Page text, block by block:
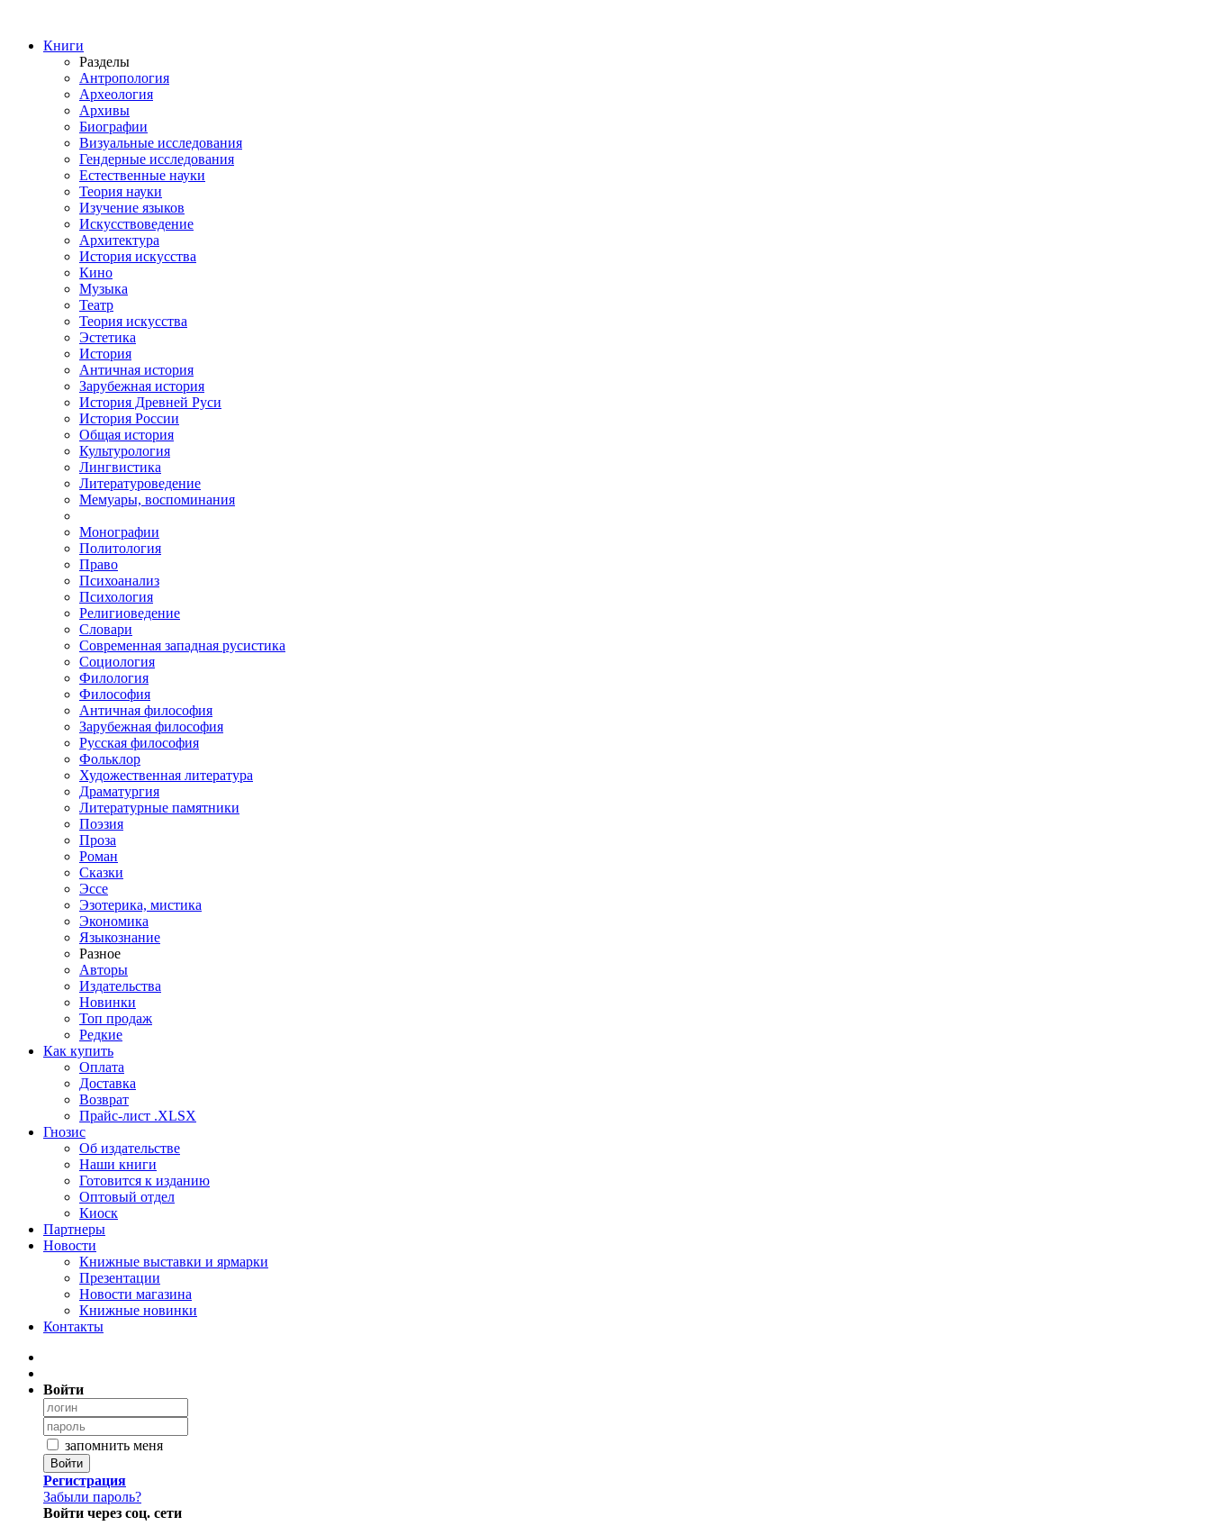
Книги
Разделы
Антропология
Археология
Архивы
Биографии
Визуальные исследования
Гендерные исследования
Естественные науки
Теория науки
Изучение языков
Искусствоведение
Архитектура
История искусства
Кино
Музыка
Театр
Теория искусства
Эстетика
История
Античная история
Зарубежная история
История Древней Руси
История России
Общая история
Культурология
Лингвистика
Литературоведение
Мемуары, воспоминания
Монографии
Политология
Право
Психоанализ
Психология
Религиоведение
Словари
Современная западная русистика
Социология
Филология
Философия
Античная философия
Зарубежная философия
Русская философия
Фольклор
Художественная литература
Драматургия
Литературные памятники
Поэзия
Проза
Роман
Сказки
Эссе
Эзотерика, мистика
Экономика
Языкознание
Разное
Авторы
Издательства
Новинки
Топ продаж
Редкие
Как купить
Оплата
Доставка
Возврат
Прайс-лист .XLSX
Гнозис
Об издательстве
Наши книги
Готовится к изданию
Оптовый отдел
Киоск
Партнеры
Новости
Книжные выставки и ярмарки
Презентации
Новости магазина
Книжные новинки
Контакты
Войти
запомнить меня
Войти
Регистрация
Забыли пароль?
Войти через соц. сети